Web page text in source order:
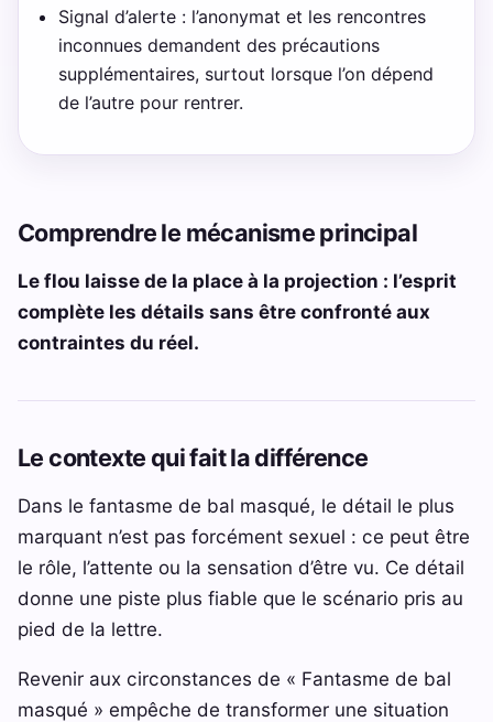
Signal d’alerte : l’anonymat et les rencontres
inconnues demandent des précautions
supplémentaires, surtout lorsque l’on dépend
de l’autre pour rentrer.
Comprendre le mécanisme principal
Le flou laisse de la place à la projection : l’esprit
complète les détails sans être confronté aux
contraintes du réel.
Le contexte qui fait la différence
Dans le fantasme de bal masqué, le détail le plus
marquant n’est pas forcément sexuel : ce peut être
le rôle, l’attente ou la sensation d’être vu. Ce détail
donne une piste plus fiable que le scénario pris au
pied de la lettre.
Revenir aux circonstances de « Fantasme de bal
masqué » empêche de transformer une situation